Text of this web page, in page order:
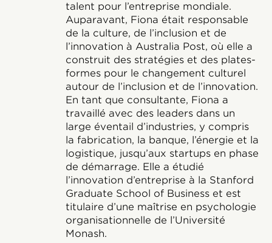
talent pour l’entreprise mondiale.
Auparavant, Fiona était responsable
de la culture, de l’inclusion et de
l’innovation à Australia Post, où elle a
construit des stratégies et des plates-
formes pour le changement culturel
autour de l’inclusion et de l’innovation.
En tant que consultante, Fiona a
travaillé avec des leaders dans un
large éventail d’industries, y compris
la fabrication, la banque, l’énergie et la
logistique, jusqu’aux startups en phase
de démarrage. Elle a étudié
l’innovation d’entreprise à la Stanford
Graduate School of Business et est
titulaire d’une maîtrise en psychologie
organisationnelle de l’Université
Monash.